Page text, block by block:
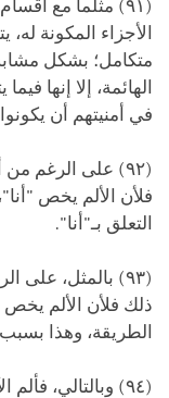
(٩١) مثلما مع
الأجزاء المكونة
متكامل؛ بشكل
الهائمة، إلا إنها
في أمنيتهم أن
(٩٢) على الرغم
فلأن الألم يخص
التعلق بـ"أنا".
(٩٣) بالمثل، على
ذلك فلأن الألم يخص
الطريقة، وهذا
(٩٤) وبالتالي،